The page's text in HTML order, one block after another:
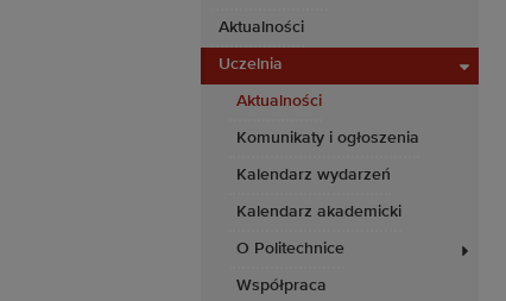
Aktualności
Uczelnia
Aktualności
Komunikaty i ogłoszenia
Kalendarz wydarzeń
Kalendarz akademicki
O Politechnice
Współpraca